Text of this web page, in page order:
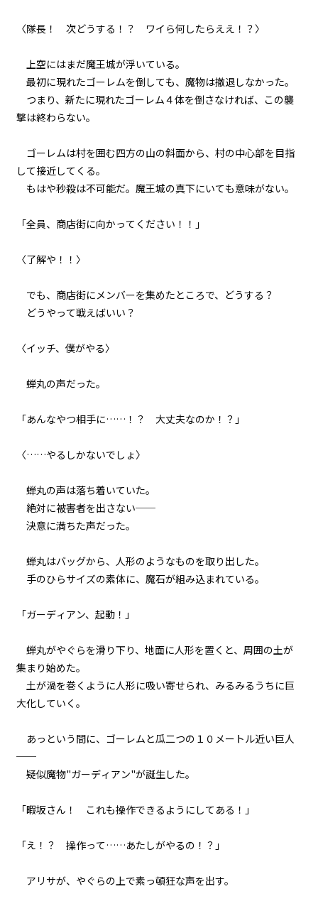
もしも田舎の中学生が地元で魔物
011
武器とウサギと大阪弁
練習は裏切らないが闇雲な練習は
ムダ
013
015
７月３１日：『石』
健康ランドにて
018
野外調査
022
異聞：小さなお友達の処遇
025
異聞：シュレディンガー
〈隊長！ 次どうする！？ ワイら何したらええ！？〉
上空にはまだ魔王城が浮いている。
最初に現れたゴーレムを倒しても、魔物は撤退しなかった。
つまり、新たに現れたゴーレム４体を倒さなければ、この襲
撃は終わらない。
ゴーレムは村を囲む四方の山の斜面から、村の中心部を目指
して接近してくる。
もはや秒殺は不可能だ。魔王城の真下にいても意味がない。
「全員、商店街に向かってください！！」
〈了解や！！〉
でも、商店街にメンバーを集めたところで、どうする？
どうやって戦えばいい？
〈イッチ、僕がやる〉
蝉丸の声だった。
「あんなやつ相手に……！？ 大丈夫なのか！？」
〈……やるしかないでしょ〉
蝉丸の声は落ち着いていた。
絶対に被害者を出さない──
決意に満ちた声だった。
蝉丸はバッグから、人形のようなものを取り出した。
手のひらサイズの素体に、魔石が組み込まれている。
「ガーディアン、起動！」
蝉丸がやぐらを滑り下り、地面に人形を置くと、周囲の土が
集まり始めた。
土が渦を巻くように人形に吸い寄せられ、みるみるうちに巨
大化していく。
あっという間に、ゴーレムと瓜二つの１０メートル近い巨人
──
疑似魔物"ガーディアン"が誕生した。
「暇坂さん！ これも操作できるようにしてある！」
「え！？ 操作って……あたしがやるの！？」
アリサが、やぐらの上で素っ頓狂な声を出す。